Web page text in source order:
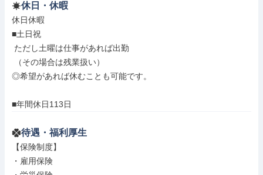
休日・休暇
休日休暇
■土日祝
◎希望があれば休むことも可能です。
■年間休日113日
待遇・福利厚生
【保険制度】
・雇用保険